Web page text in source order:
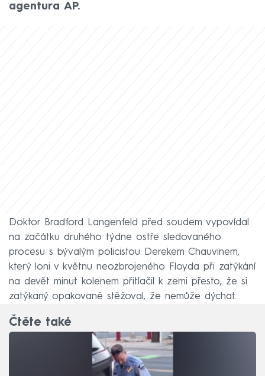
agentura AP.
Doktor Bradford Langenfeld před soudem vypovídal
na začátku druhého týdne ostře sledovaného
procesu s bývalým policistou Derekem Chauvinem,
který loni v květnu neozbrojeného Floyda při zatýkání
na devět minut kolenem přitlačil k zemi přesto, že si
zatýkaný opakovaně stěžoval, že nemůže dýchat.
Čtěte také